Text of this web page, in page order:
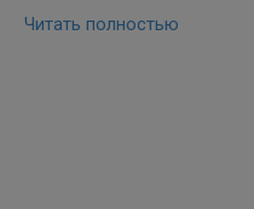
Читать полностью